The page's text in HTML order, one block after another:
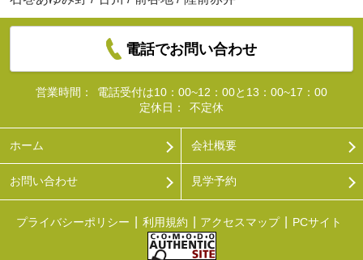
電話でお問い合わせ
営業時間：
電話受付は10：00~12：00と13：00~17：00
定休日：
不定休
ホーム 会社概要
お問い合わせ 見学予約
プライバシーポリシー 利用規約 アクセスマップ PCサイト